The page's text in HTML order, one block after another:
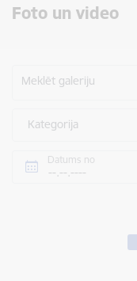
Foto un video
Meklēt galeriju
Kategorija
Datums no